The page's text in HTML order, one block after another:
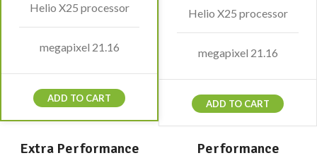
Helio X25 processor
21.16 megapixel
ADD TO CART
Helio X25 processor
21.16 megapixel
ADD TO CART
Performance
Extra Performance